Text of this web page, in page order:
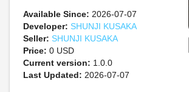
Available Since: 2026-07-07
Developer: SHUNJI KUSAKA
Seller: SHUNJI KUSAKA
Price: 0 USD
Current version: 1.0.0
Last Updated: 2026-07-07